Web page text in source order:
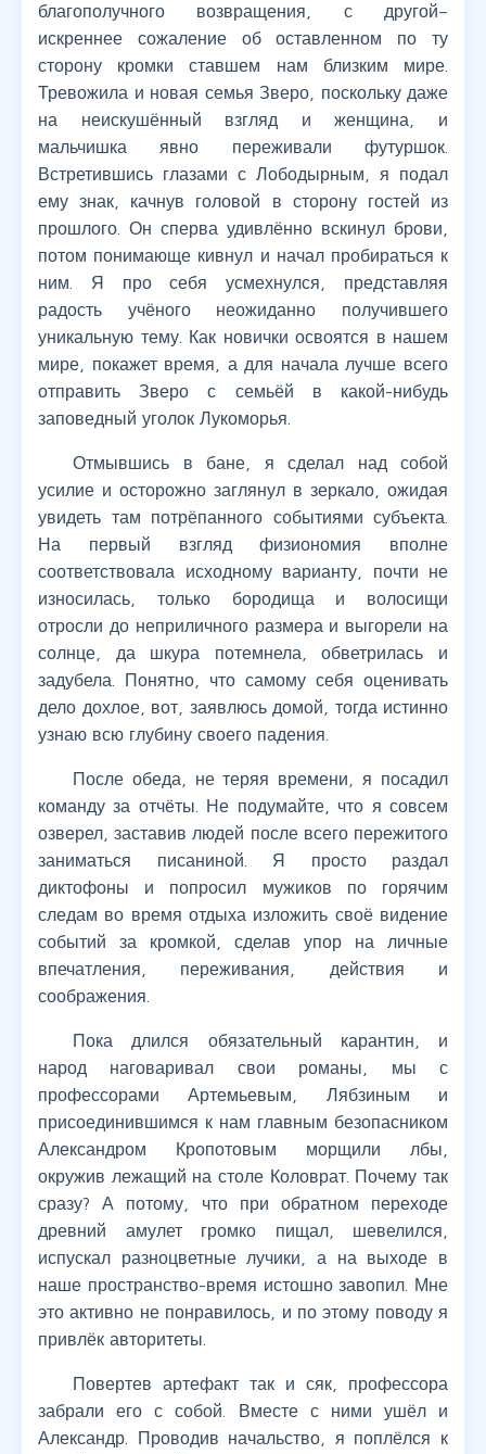
благополучного возвращения, с другой–
искреннее сожаление об оставленном по ту
сторону кромки ставшем нам близким мире.
Тревожила и новая семья Зверо, поскольку даже
на неискушённый взгляд и женщина, и
мальчишка явно переживали футуршок.
Встретившись глазами с Лободырным, я подал
ему знак, качнув головой в сторону гостей из
прошлого. Он сперва удивлённо вскинул брови,
потом понимающе кивнул и начал пробираться к
ним. Я про себя усмехнулся, представляя
радость учёного неожиданно получившего
уникальную тему. Как новички освоятся в нашем
мире, покажет время, а для начала лучше всего
отправить Зверо с семьёй в какой-нибудь
заповедный уголок Лукоморья.
Отмывшись в бане, я сделал над собой
усилие и осторожно заглянул в зеркало, ожидая
увидеть там потрёпанного событиями субъекта.
На первый взгляд физиономия вполне
соответствовала исходному варианту, почти не
износилась, только бородища и волосищи
отросли до неприличного размера и выгорели на
солнце, да шкура потемнела, обветрилась и
задубела. Понятно, что самому себя оценивать
дело дохлое, вот, заявлюсь домой, тогда истинно
узнаю всю глубину своего падения.
После обеда, не теряя времени, я посадил
команду за отчёты. Не подумайте, что я совсем
озверел, заставив людей после всего пережитого
заниматься писаниной. Я просто раздал
диктофоны и попросил мужиков по горячим
следам во время отдыха изложить своё видение
событий за кромкой, сделав упор на личные
впечатления, переживания, действия и
соображения.
Пока длился обязательный карантин, и
народ наговаривал свои романы, мы с
профессорами Артемьевым, Лябзиным и
присоединившимся к нам главным безопасником
Александром Кропотовым морщили лбы,
окружив лежащий на столе Коловрат. Почему так
сразу? А потому, что при обратном переходе
древний амулет громко пищал, шевелился,
испускал разноцветные лучики, а на выходе в
наше пространство-время истошно завопил. Мне
это активно не понравилось, и по этому поводу я
привлёк авторитеты.
Повертев артефакт так и сяк, профессора
забрали его с собой. Вместе с ними ушёл и
Александр. Проводив начальство, я поплёлся к